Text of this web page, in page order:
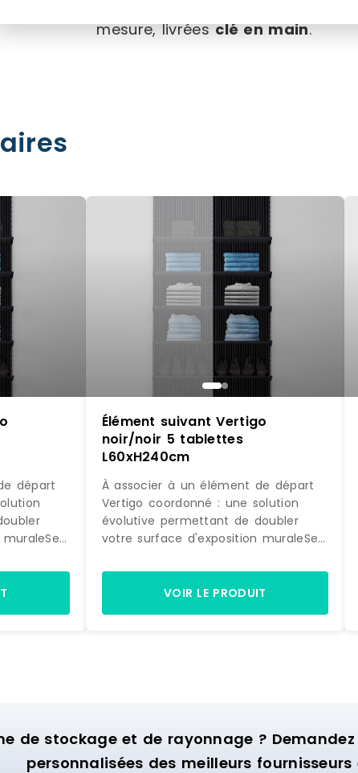
clients, SETAM propose une
mesure, livréesclé en main.
départ
et
:
à
loin et
Élément suivant Vertigo
noir/noir 5 tablettes
L60xH240cm
À associer à un élément de départ
Vertigo coordonné : une solution
évolutive permettant de doubler
votre surface d'exposition muraleSe
initiale : pour une pose simple et
astucieuseDesign différenciant :
donne beaucoup de caractère à
souhaitez maximiser son impact
visuel, ne cherchez pas plus loin et
découvrez cet élément suivant
VOIR LE PRODUIT
de stockage et de rayonnage ?
personnalisées des meilleurs